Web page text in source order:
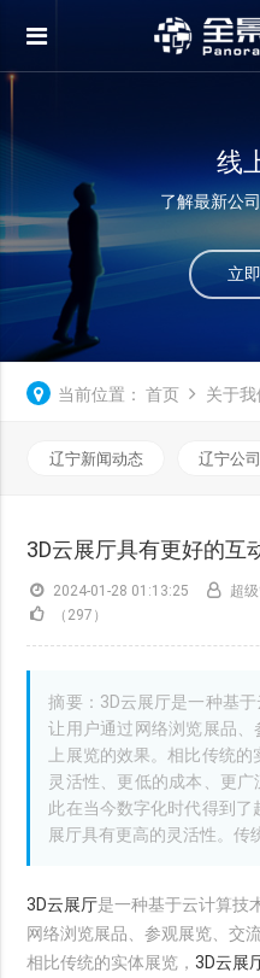
线
了解最新公
立
当前位置： 首页 关于我
辽宁新闻动态 辽宁公
3D云展厅具有更好的互
2024-01-28 01:13:25 超
（297）
摘要：3D云展厅是一种基
让用户通过网络浏览展品
上展览的效果。相比传统
灵活性、更低的成本、更
此在当今数字化时代得到了
展厅具有更高的灵活性。传
3D云展厅是一种基于云计算技
网络浏览展品、参观展览、交
相比传统的实体展览，3D云展